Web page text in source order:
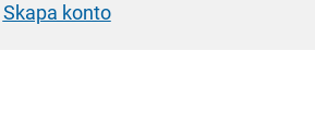
Skapa konto